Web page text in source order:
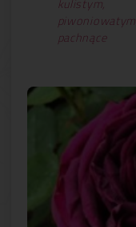
piwoniowatym
pachnące